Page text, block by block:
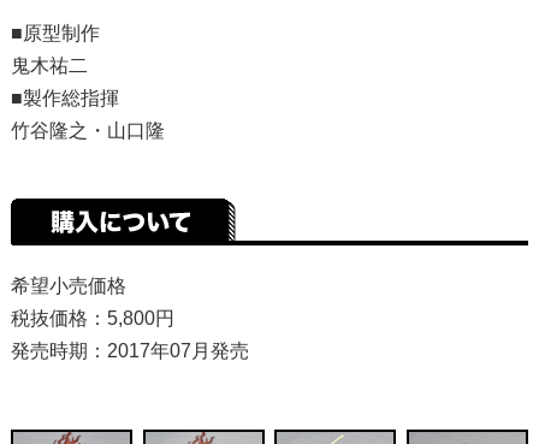
■原型制作
鬼木祐二
■製作総指揮
竹谷隆之・山口隆
希望小売価格
税抜価格：5,800円
発売時期：2017年07月発売